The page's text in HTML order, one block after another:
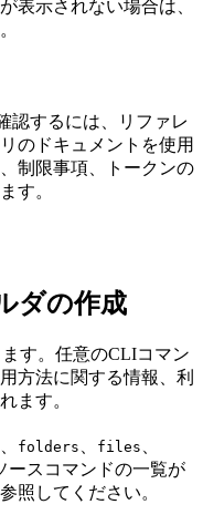
表示されない場合は、
認するには、リファレ
のドキュメントを使用
制限事項、トークンの
す。
ダの作成
す。任意のCLIコマン
方法に関する情報、利
ます。
folders files
ースコマンドの一覧が
照してください。